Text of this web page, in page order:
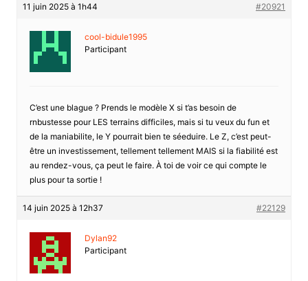
11 juin 2025 à 1h44 #20921
cool-bidule1995
Participant
C’est une blague ? Prends le modèle X si t’as besoin de
rnbustesse pour LES terrains difficiles, mais si tu veux du fun et
de la maniabilite, le Y pourrait bien te séeduire. Le Z, c’est peut-
être un investissement, tellement tellement MAIS si la fiabilité est
au rendez-vous, ça peut le faire. À toi de voir ce qui compte le
plus pour ta sortie !
14 juin 2025 à 12h37 #22129
Dylan92
Participant